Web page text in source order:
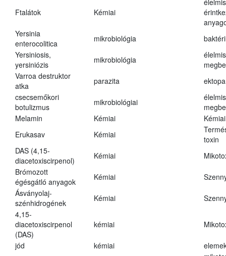
Ftalátok Kémiai
Yersinia
enterocolitica
mikrobiológia
Yersiniosis,
yersiniózis
mikrobiológia
Varroa destruktor
atka
parazita
csecsemőkori
botulizmus
mikrobiológiai
Melamin
Kémiai
Kémiai
Erukasav
Kémiai
toxin
DAS (4,15-
diacetoxiscirpenol)
Kémiai
Brómozott
égésgátló anyagok
Kémiai
Ásványolaj-
szénhidrogének
Kémiai
4,15-
diacetoxiscirpenol
(DAS)
kémiai
jód kémiai